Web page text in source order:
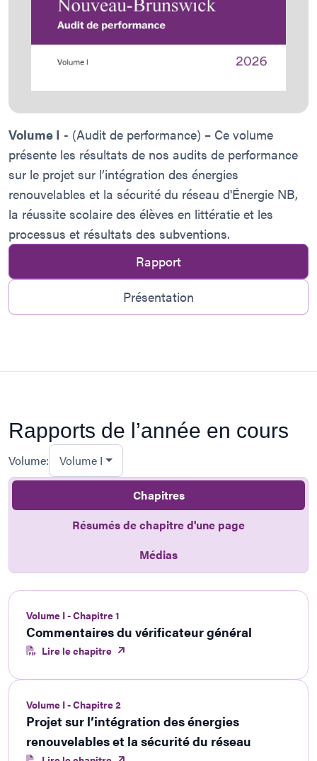
Volume I - (Audit de performance) – Ce volume
présente les résultats de nos audits de performance
sur le projet sur l’intégration des énergies
renouvelables et la sécurité du réseau d'Énergie NB,
la réussite scolaire des élèves en littératie et les
processus et résultats des subventions.
Rapport
Présentation
Rapports de l’année en cours
Volume: Volume I
Chapitres
Résumés de chapitre d'une page
Médias
Volume I - Chapitre 1
Commentaires du vérificateur général
Lire le chapitre
Volume I - Chapitre 2
Projet sur l’intégration des énergies
renouvelables et la sécurité du réseau